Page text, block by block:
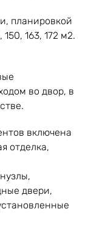
планировкой
163, 172 м2.
во двор, в
включена
отделка,
двери,